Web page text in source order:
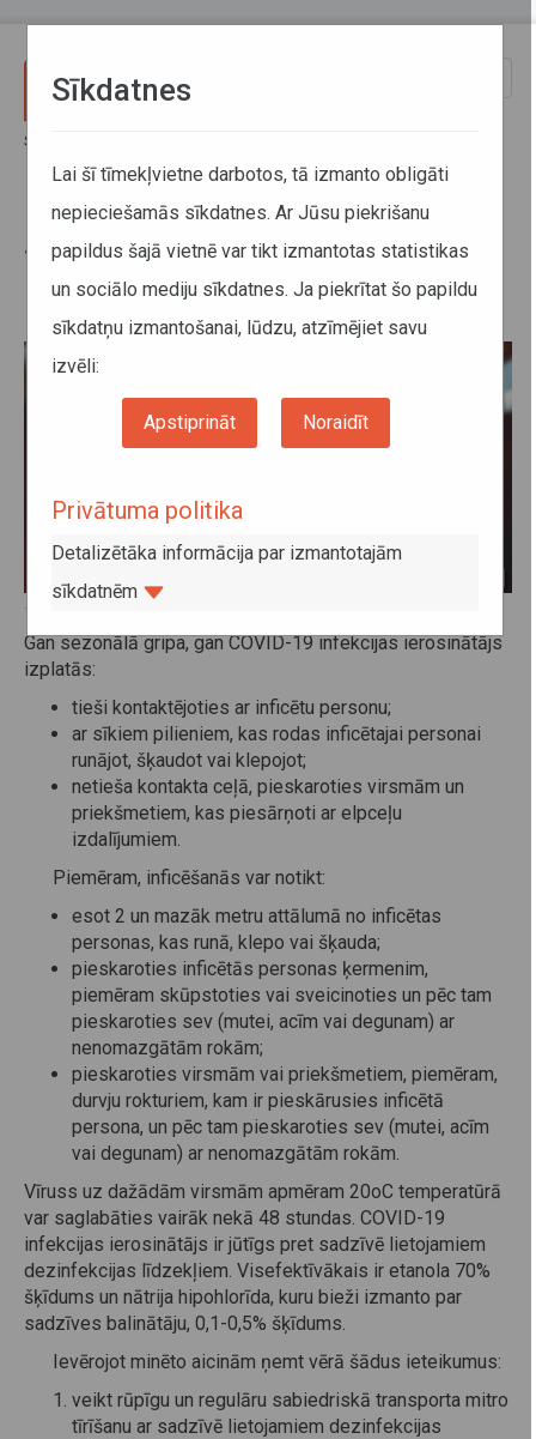
Sākums
SPKC ieteikumi pasažieru
pārvadātājiem saistībā ar COVID-
19
13. marts 2020
Gan sezonālā gripa, gan COVID-19 infekcijas ierosinātājs
izplatās:
tieši kontaktējoties ar inficētu personu;
ar sīkiem pilieniem, kas rodas inficētajai personai
runājot, šķaudot vai klepojot;
netieša kontakta ceļā, pieskaroties virsmām un
priekšmetiem, kas piesārņoti ar elpceļu
izdalījumiem.
Piemēram, inficēšanās var notikt:
esot 2 un mazāk metru attālumā no inficētas
personas, kas runā, klepo vai šķauda;
pieskaroties inficētās personas ķermenim,
piemēram skūpstoties vai sveicinoties un pēc tam
pieskaroties sev (mutei, acīm vai degunam) ar
nenomazgātām rokām;
pieskaroties virsmām vai priekšmetiem, piemēram,
durvju rokturiem, kam ir pieskārusies inficētā
persona, un pēc tam pieskaroties sev (mutei, acīm
vai degunam) ar nenomazgātām rokām.
Vīruss uz dažādām virsmām apmēram 20oC temperatūrā
var saglabāties vairāk nekā 48 stundas. COVID-19
infekcijas ierosinātājs ir jūtīgs pret sadzīvē lietojamiem
dezinfekcijas līdzekļiem. Visefektīvākais ir etanola 70%
šķīdums un nātrija hipohlorīda, kuru bieži izmanto par
sadzīves balinātāju, 0,1-0,5% šķīdums.
Ievērojot minēto aicinām ņemt vērā šādus ieteikumus:
veikt rūpīgu un regulāru sabiedriskā transporta mitro
tīrīšanu ar sadzīvē lietojamiem dezinfekcijas
Sīkdatnes
Lai šī tīmekļvietne darbotos, tā izmanto obligāti
nepieciešamās sīkdatnes. Ar Jūsu piekrišanu
papildus šajā vietnē var tikt izmantotas statistikas
un sociālo mediju sīkdatnes. Ja piekrītat šo papildu
sīkdatņu izmantošanai, lūdzu, atzīmējiet savu
izvēli:
Apstiprināt Noraidīt
Privātuma politika
Detalizētāka informācija par izmantotajām
sīkdatnēm